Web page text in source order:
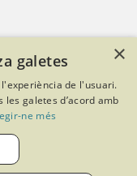
Avís legal
Portal Builder
×
galetes
de l'usuari.
galetes d’acord amb
ne més